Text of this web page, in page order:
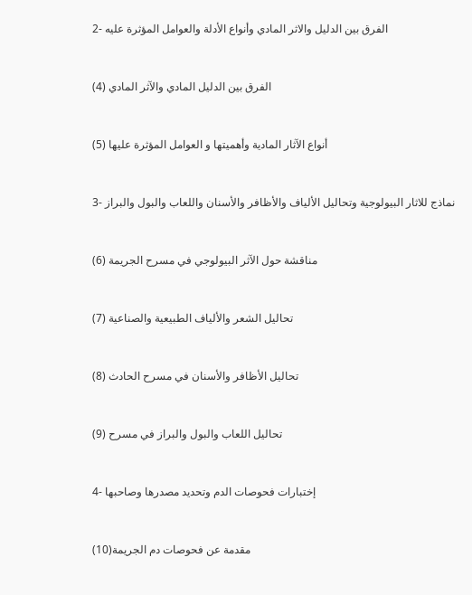
2- الفرق بين الدليل والاثر المادي وأنواع الأدلة والعوامل المؤثرة عليه
(4) الفرق بين الدليل المادي والآثر المادي
(5) أنواع الآثار المادية وأهميتها و العوامل المؤثرة عليها
3- نماذج للاثار البيولوجية وتحاليل الألياف والأظافر والأسنان واللعاب والبول والبراز
(6) مناقشة حول الآثر البيولوجي في مسرح الجريمة
(7) تحاليل الشعر والألياف الطبيعية والصناعية
(8) تحاليل الأظافر والأسنان في مسرح الحادث
(9) تحاليل اللعاب والبول والبراز في مسرح
4- إختبارات فحوصات الدم وتحديد مصدرها وصاحبها
(10)مقدمة عن فحوصات دم الجريمة